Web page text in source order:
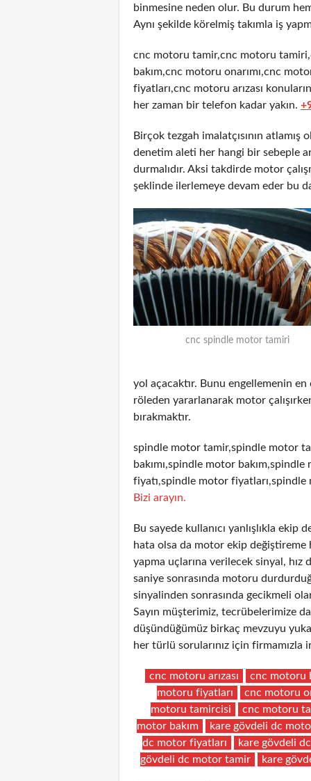
binmesine neden olur. Bu durum
Aynı şekilde körelmiş takımla iş
cnc motoru tamir,cnc motoru
bakım,cnc motoru onarımı,cnc
fiyatları,cnc motoru arızası
her zaman bir telefon kadar yakın.
Birçok tezgah imalatçısının
denetim aleti her hangi bir sebeple
durmalıdır. Aksi takdirde motor
şeklinde ilerlemeye devam eder bu
cnc spindle motor tamiri
yol açacaktır. Bunu engellemenin
röleden yararlanarak motor
bırakmaktır.
spindle motor tamir,spindle motor
bakımı,spindle motor
fiyatı,spindle motor fiyatları,spindle
Bizi arayın.
Bu sayede kullanıcı yanlışlıkla
hata olsa da motor ekip değiştireme
yapma uçlarına verilecek sinyal,
saniye sonrasında motoru
sinyalinden sonrasında gecikmeli
Sayın müşterimiz, tecrübelerimize
düşündüğümüz birkaç mevzuyu
her türlü sorularınız için
cnc motoru arızası
cnc motoru
motoru fiyatları
cnc motoru
motoru tamircisi
cnc motoru
motor bakım
kare gövdeli dc
dc motor fiyatları
kare gövdeli
gövdeli dc motor tamir
kare